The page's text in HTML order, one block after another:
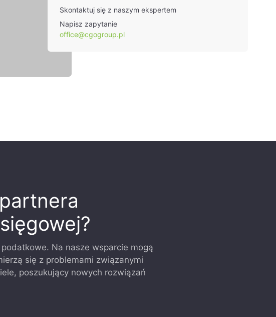
Skontaktuj się z naszym ekspertem
Napisz zapytanie
office@cgogroup.pl
Na nasze wsparcie mogą
się z problemami związanymi
poszukujący nowych rozwiązań